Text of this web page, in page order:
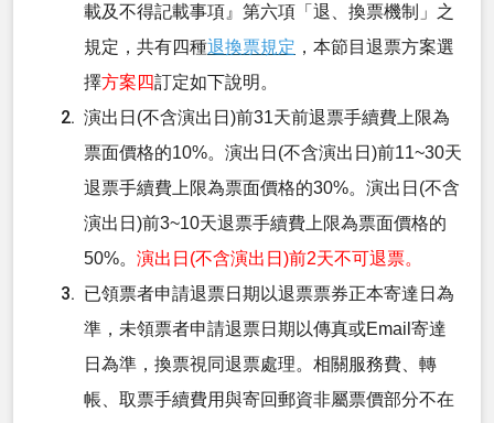
載及不得記載事項』第六項「退、換票機制」之
規定，共有四種退換票規定 ，本節目退票方案選
擇方案四訂定如下說明。
演出日(不含演出日)前31天前退票手續費上限為
票面價格的10%。演出日(不含演出日)前11~30天
退票手續費上限為票面價格的30%。演出日(不含
演出日)前3~10天退票手續費上限為票面價格的
50%。 演出日(不含演出日)前2天不可退票。
已領票者申請退票日期以退票票券正本寄達日為
準，未領票者申請退票日期以傳真或Email寄達
日為準，換票視同退票處理。相關服務費、轉
帳、取票手續費用與寄回郵資非屬票價部分不在